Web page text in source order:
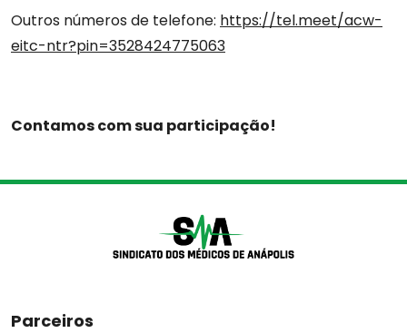
Vantagens
Outros números de telefone: https://tel.meet/acw-
eitc-ntr?pin=3528424775063
Contamos com sua participação!
Parceiros